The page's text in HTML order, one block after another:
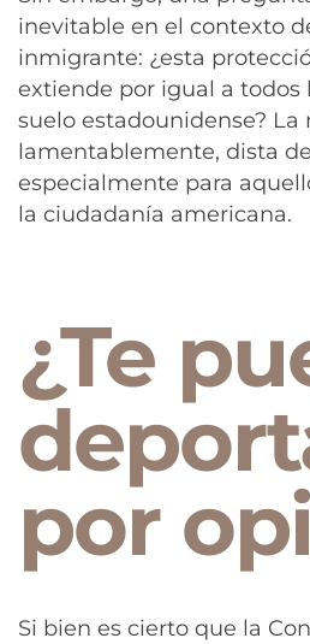
inevitable en el contexto
inmigrante: ¿esta
extiende por igual a todos
suelo estadounidense? La
lamentablemente, dista
especialmente para
la ciudadanía americana.
¿Te
por
Si bien es cierto que la